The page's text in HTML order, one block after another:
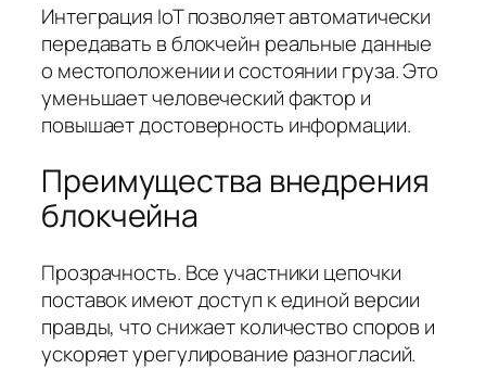
Интеграция IoT позволяет автоматически
передавать в блокчейн реальные данные
о местоположении и состоянии груза. Это
уменьшает человеческий фактор и
повышает достоверность информации.
Преимущества внедрения
блокчейна
Прозрачность. Все участники цепочки
поставок имеют доступ к единой версии
правды, что снижает количество споров и
ускоряет урегулирование разногласий.